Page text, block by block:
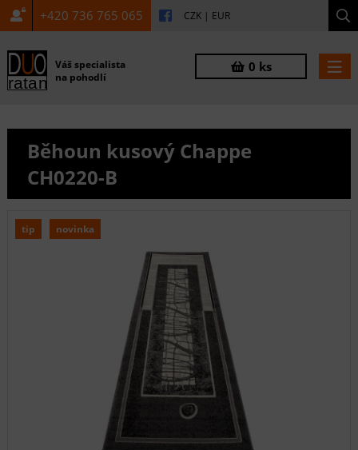
+420 736 765 065 CZK | EUR
Váš specialista
na pohodlí
0 ks
Běhoun kusový Chappe
CH0220-B
tip novinka